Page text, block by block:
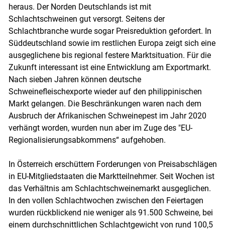
heraus. Der Norden Deutschlands ist mit
Schlachtschweinen gut versorgt. Seitens der
Schlachtbranche wurde sogar Preisreduktion gefordert. In
Süddeutschland sowie im restlichen Europa zeigt sich eine
ausgeglichene bis regional festere Marktsituation. Für die
Zukunft interessant ist eine Entwicklung am Exportmarkt.
Nach sieben Jahren können deutsche
Schweinefleischexporte wieder auf den philippinischen
Markt gelangen. Die Beschränkungen waren nach dem
Ausbruch der Afrikanischen Schweinepest im Jahr 2020
verhängt worden, wurden nun aber im Zuge des "EU-
Regionalisierungsabkommens“ aufgehoben.
In Österreich erschüttern Forderungen von Preisabschlägen
in EU-Mitgliedstaaten die Marktteilnehmer. Seit Wochen ist
das Verhältnis am Schlachtschweinemarkt ausgeglichen.
In den vollen Schlachtwochen zwischen den Feiertagen
wurden rückblickend nie weniger als 91.500 Schweine, bei
einem durchschnittlichen Schlachtgewicht von rund 100,5